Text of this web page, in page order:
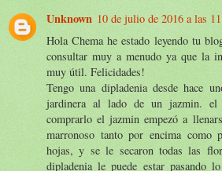
Unknown 10 de julio de 2016 a las
Hola Chema he estado leyendo tu
consultar muy a menudo ya que la
muy útil. Felicidades!
Tengo una dipladenia desde hace
jardinera al lado de un jazmin.
comprarlo el jazmin empezó a
marronoso tanto por encima como
hojas, y se le secaron todas las
dipladenia le puede estar pasando